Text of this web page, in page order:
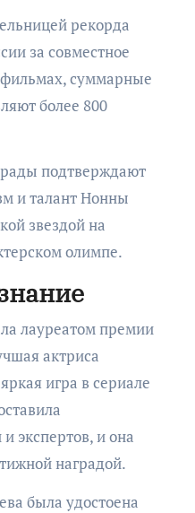
рекорда
за совместное
фильмах, суммарные
более 800
подтверждают
и талант Нонны
звездой на
олимпе.
лауреатом премии
актриса
игра в сериале
экспертов, и она
наградой.
была удостоена